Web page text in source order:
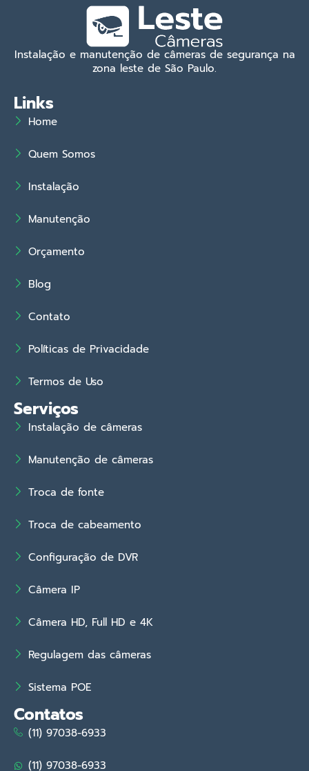
Instalação e manutenção de câmeras de segurança na
zona leste de São Paulo.
Links
Home
Quem Somos
Instalação
Manutenção
Orçamento
Blog
Contato
Políticas de Privacidade
Termos de Uso
Serviços
Instalação de câmeras
Manutenção de câmeras
Troca de fonte
Troca de cabeamento
Configuração de DVR
Câmera IP
Câmera HD, Full HD e 4K
Regulagem das câmeras
Sistema POE
Contatos
(11) 97038-6933
(11) 97038-6933